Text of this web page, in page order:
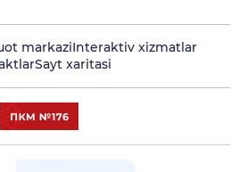
markaziInteraktiv xizmatlar
Sayt xaritasi